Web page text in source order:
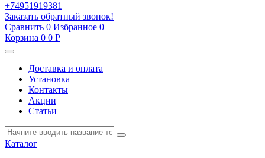
+74951919381
Заказать обратный звонок!
Сравнить 0 Избранное 0
Корзина 0 0 Р
Доставка и оплата
Установка
Контакты
Акции
Статьи
Каталог